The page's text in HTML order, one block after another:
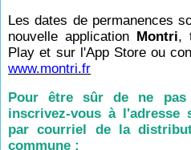
Les dates de permanences
nouvelle application Montri,
Play et sur l'App Store ou
www.montri.fr
Pour être sûr de ne pas
inscrivez-vous à l'adresse
par courriel de la
commune :